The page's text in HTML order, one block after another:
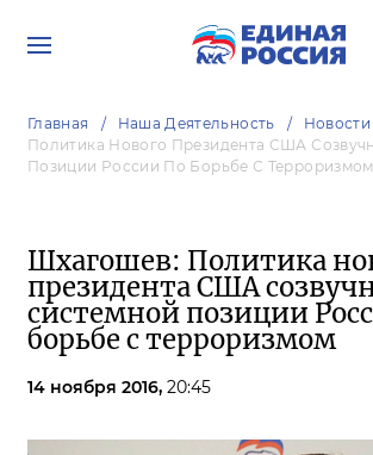
Главная Наша Деятельность Новости
Политика Нового Президента США
Позиции России По Борьбе С Терроризмом
Шхагошев: Политика
президента США
системной позиции
борьбе с терроризмом
14 ноября 2016, 20:45